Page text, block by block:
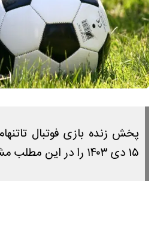
پخش زنده بازی فوتبال
۱۵ دی ۱۴۰۳ را در این مطلب مشاهده می کنید.